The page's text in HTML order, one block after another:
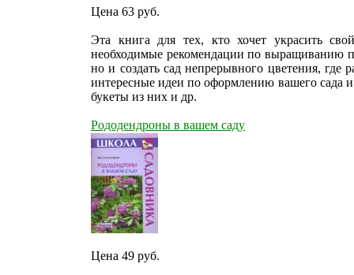
Цена 63 руб.
Эта книга для тех, кто хочет украсить
необходимые рекомендации по выращиванию
но и создать сад непрерывного цветения, где
интересные идеи по оформлению вашего сада и
букеты из них и др.
Рододендроны в вашем саду
Цена 49 руб.